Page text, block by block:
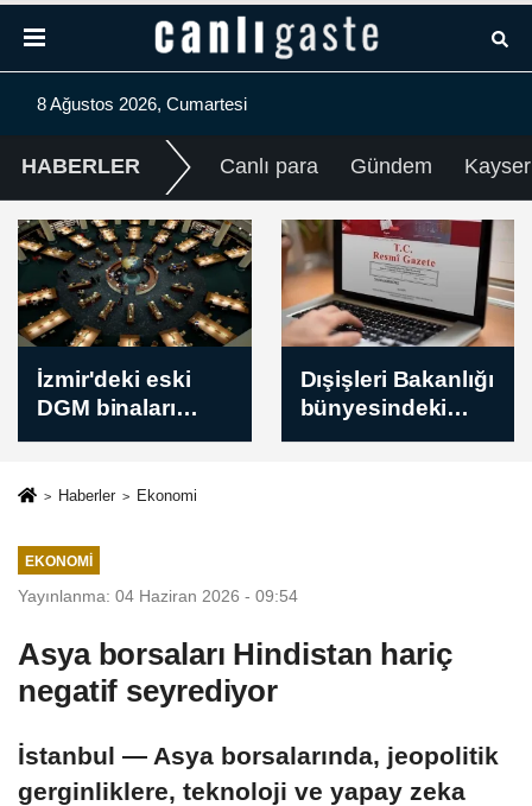
8 Ağustos 2026, Cumartesi
HABERLER Canlı para Gündem
Dışişleri Bakanlığı
bünyesindeki
yeni atamalar
Antalyaspor-
Keçtaş Ankara
Keçiörengücü
Haberler Ekonomi
EKONOMI
Yayınlanma: 04 Haziran 2026 - 09:54
Asya borsaları Hindistan hariç
negatif seyrediyor
İstanbul — Asya borsalarında, jeopolitik
gerginliklere, teknoloji ve yapay zeka